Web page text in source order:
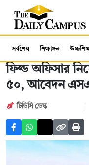
সর্বশেষ শিক্ষাঙ্গন
ফিল্ড অফিসার
৫০, আবেদন
টিডিসি ডেস্ক